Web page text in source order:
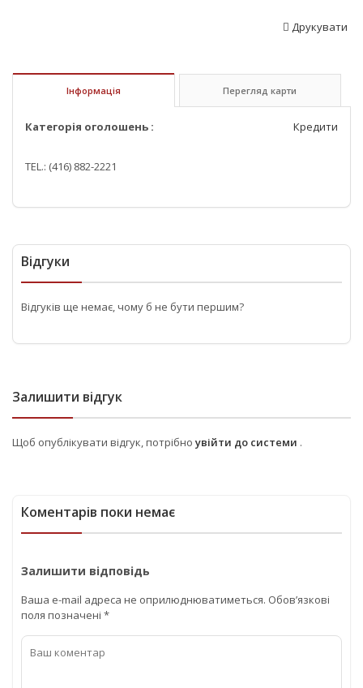
Друкувати
Інформація Перегляд карти
Категорія оголошень : Кредити
TEL.: (416) 882-2221
Відгуки
Відгуків ще немає, чому б не бути першим?
Залишити відгук
Щоб опублікувати відгук, потрібно увійти до системи .
Коментарів поки немає
Залишити відповідь
Ваша e-mail адреса не оприлюднюватиметься. Обов’язкові
поля позначені *